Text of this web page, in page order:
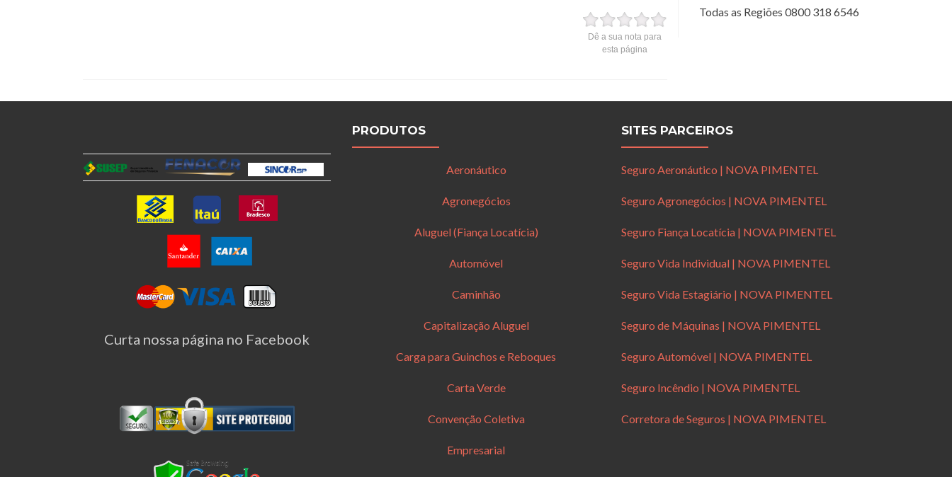
Dê a sua nota para
esta página
Todas as Regiões 0800 318 6546
Curta nossa página no Facebook
PRODUTOS
Aeronáutico
Agronegócios
Aluguel (Fiança Locatícia)
Automóvel
Caminhão
Capitalização Aluguel
Carga para Guinchos e Reboques
Carta Verde
Convenção Coletiva
Empresarial
SITES PARCEIROS
Seguro Aeronáutico | NOVA PIMENTEL
Seguro Agronegócios | NOVA PIMENTEL
Seguro Fiança Locatícia | NOVA PIMENTEL
Seguro Vida Individual | NOVA PIMENTEL
Seguro Vida Estagiário | NOVA PIMENTEL
Seguro de Máquinas | NOVA PIMENTEL
Seguro Automóvel | NOVA PIMENTEL
Seguro Incêndio | NOVA PIMENTEL
Corretora de Seguros | NOVA PIMENTEL